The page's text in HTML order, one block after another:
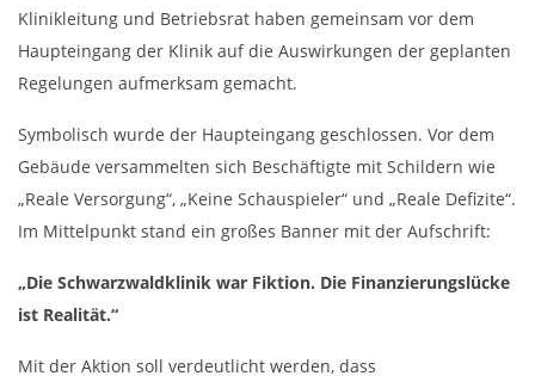
Klinikleitung und Betriebsrat haben gemeinsam vor dem
Haupteingang der Klinik auf die Auswirkungen der geplanten
Regelungen aufmerksam gemacht.
Symbolisch wurde der Haupteingang geschlossen. Vor dem
Gebäude versammelten sich Beschäftigte mit Schildern wie
„Reale Versorgung“, „Keine Schauspieler“ und „Reale Defizite“.
Im Mittelpunkt stand ein großes Banner mit der Aufschrift:
„Die Schwarzwaldklinik war Fiktion. Die Finanzierungslücke
ist Realität.“
Mit der Aktion soll verdeutlicht werden, dass